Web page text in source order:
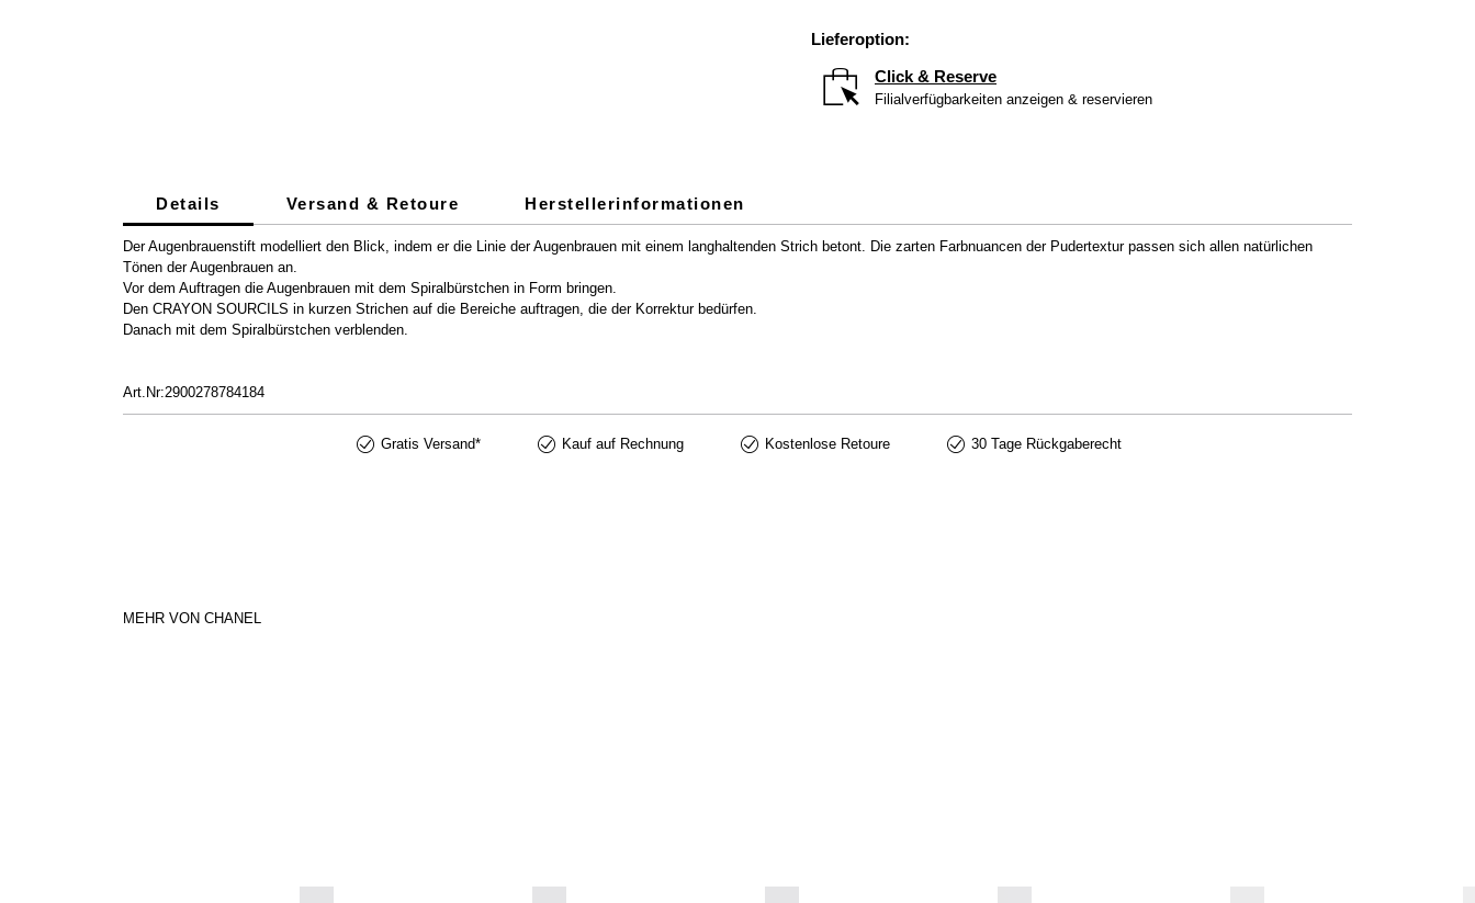
Lieferoption:
Click & Reserve
Filialverfügbarkeiten anzeigen & reservieren
Details Versand & Retoure Herstellerinformationen
Der Augenbrauenstift modelliert den Blick, indem er die Linie der Augenbrauen mit einem langhaltenden Strich betont. Die zarten Farbnuancen der Pudertextur passen sich allen natürlichen
Tönen der Augenbrauen an.
Vor dem Auftragen die Augenbrauen mit dem Spiralbürstchen in Form bringen.
Den CRAYON SOURCILS in kurzen Strichen auf die Bereiche auftragen, die der Korrektur bedürfen.
Danach mit dem Spiralbürstchen verblenden.
Art.Nr:2900278784184
Gratis Versand* Kauf auf Rechnung Kostenlose Retoure 30 Tage Rückgaberecht
MEHR VON CHANEL